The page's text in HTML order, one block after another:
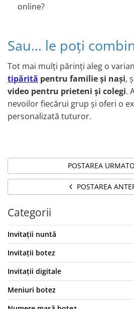
online?
Sau… le poți
Tot mai mulți părinți aleg o
tipărită pentru familie și nași,
video pentru prieteni și colegi.
nevoilor fiecărui grup și oferi o
personalizată tuturor.
POSTAREA
POSTAREA
Categorii
Invitații nuntă
Invitații botez
Invitații digitale
Meniuri botez